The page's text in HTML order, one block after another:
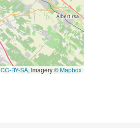
CC-BY-SA, Imagery ©Mapbox